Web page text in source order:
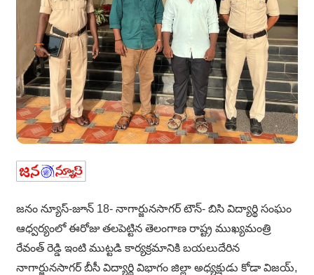
జనం న్యూస్-జూన్ 18- నాగార్జునసాగర్ టౌన్- బిసి విద్యార్థి సంఘం
ఆధ్వర్యంలో ఈరోజు తలపెట్టిన తెలంగాణ రాష్ట్ర ముఖ్యమంత్రి
రేవంత్ రెడ్డి ఇంటి ముట్టడి కార్యక్రమానికి బయలుదేరిన
నాగార్జునసాగర్ బీసీ విద్యార్థి విభాగం జిల్లా అధ్యక్షుడు కోడా విజయ్,